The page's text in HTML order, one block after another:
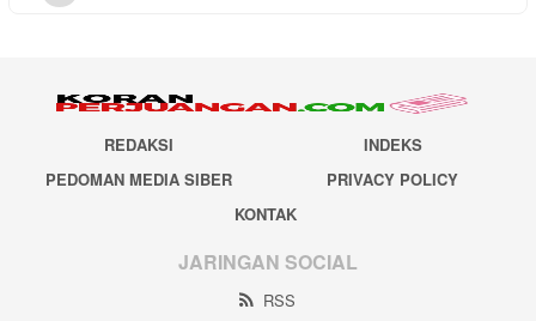
REDAKSI
INDEKS
PEDOMAN MEDIA SIBER
PRIVACY POLICY
KONTAK
JARINGAN SOCIAL
RSS